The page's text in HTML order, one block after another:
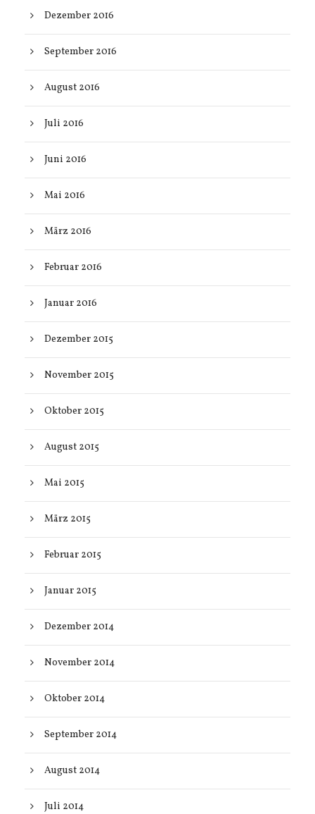
Dezember 2016
September 2016
August 2016
Juli 2016
Juni 2016
Mai 2016
März 2016
Februar 2016
Januar 2016
Dezember 2015
November 2015
Oktober 2015
August 2015
Mai 2015
März 2015
Februar 2015
Januar 2015
Dezember 2014
November 2014
Oktober 2014
September 2014
August 2014
Juli 2014